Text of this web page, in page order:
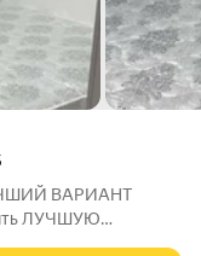
ВАРИАНТ
ЛУЧШУЮ